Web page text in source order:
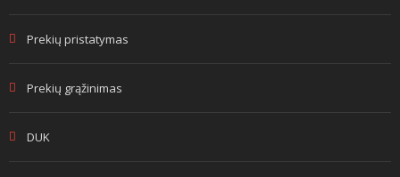
Prekių pristatymas
Prekių grąžinimas
DUK